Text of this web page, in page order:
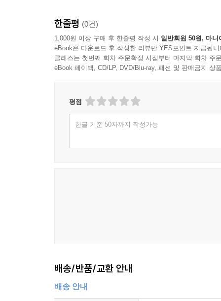
한줄평 (0건)
1,000원 이상 구매 후 한줄평 작성 시 일반회원 50원, 마니
eBook은 다운로드 후 작성한 리뷰만 YES포인트 지급됩니
클래스는 첫번째 회차 주문확정 시점부터 마지막 회차 주
eBook 페이백, CD/LP, DVD/Blu-ray, 패션 및 판매금지 상
평점
한글 기준 50자까지 작성가능
배송/반품/교환 안내
배송 안내